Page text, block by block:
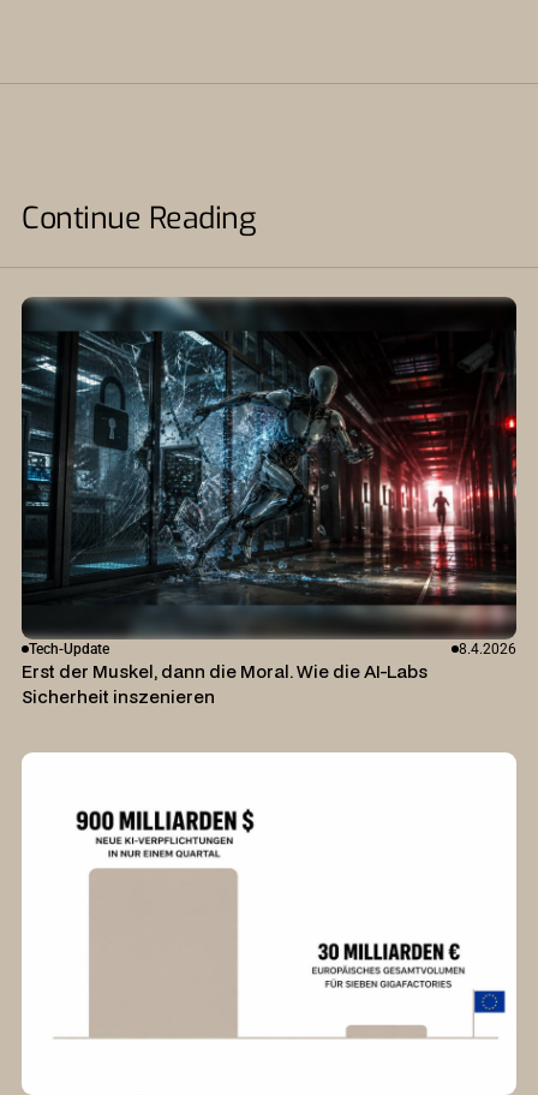
Continue Reading
Tech-Update 8.4.2026
Erst der Muskel, dann die Moral. Wie die AI-Labs
Sicherheit inszenieren